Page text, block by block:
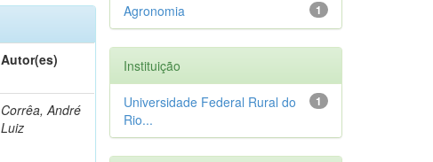
Autor(es)
Corrêa, André
Luiz
1
Agronomia
Instituição
1
Universidade Federal Rural do
Rio...